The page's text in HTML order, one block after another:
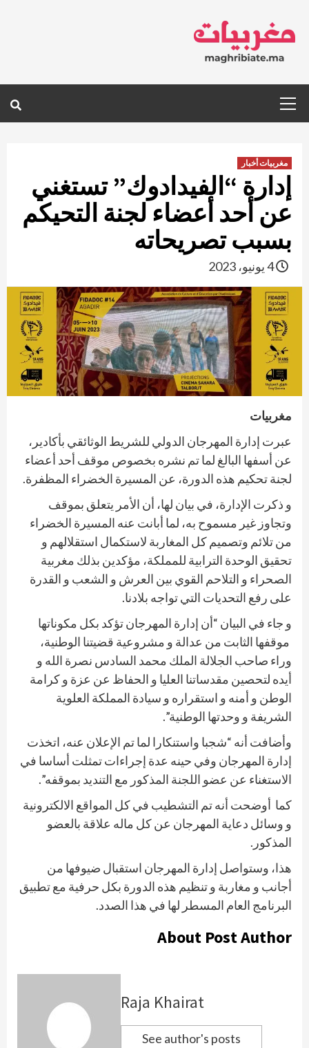
content
Menu
مغربيات أخبار
إدارة “الفيدادوك” تستغني
عن أحد أعضاء لجنة التحيكم
بسبب تصريحاته
4 يونيو، 2023
مغربيات
عبرت إدارة المهرجان الدولي للشريط الوثائقي بأكادير،
عن أسفها البالغ لما تم نشره بخصوص موقف أحد أعضاء
لجنة تحكيم هذه الدورة، عن المسيرة الخضراء المظفرة.
و ذكرت الإدارة، في بيان لها، أن الأمر يتعلق بموقف
وتجاوز غير مسموح به، لما أبانت عنه المسيرة الخضراء
من تلائم وتصميم كل المغاربة لاستكمال استقلالهم و
تحقيق الوحدة الترابية للمملكة، مؤكدين بذلك مغربية
الصحراء و التلاحم القوي بين العرش و الشعب و القدرة
على رفع التحديات التي تواجه بلادنا.
و جاء في البيان “أن إدارة المهرجان تؤكد بكل مكوناتها
موقفها الثابت من عدالة و مشروعية قضيتنا الوطنية،
وراء صاحب الجلالة الملك محمد السادس نصرة الله و
أيده لتحصين مقدساتنا العليا و الحفاظ عن عزة و كرامة
الوطن و أمنه و استقراره و سيادة المملكة العلوية
الشريفة و وحدتها الوطنية”.
وأضافت أنه “شجبا واستنكارا لما تم الإعلان عنه، اتخذت
إدارة المهرجان وفي حينه عدة إجراءات تمثلت أساسا في
الاستغناء عن عضو اللجنة المذكور مع التنديد بموقفه”.
كما أوضحت أنه تم التشطيب في كل المواقع الالكترونية
و وسائل دعاية المهرجان عن كل ماله علاقة بالعضو
المذكور.
هذا، وستواصل إدارة المهرجان استقبال ضيوفها من
أجانب و مغاربة و تنظيم هذه الدورة بكل حرفية مع تطبيق
البرنامج العام المسطر لها في هذا الصدد.
About Post Author
Raja Khairat
See author's posts